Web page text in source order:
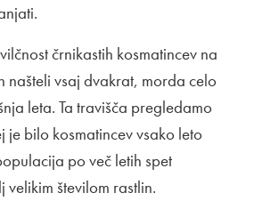
črnikastih kosmatincev na
našteli vsaj dvakrat, morda celo
leta. Ta travišča pregledamo
je bilo kosmatincev vsako leto
po več letih spet
številom rastlin.